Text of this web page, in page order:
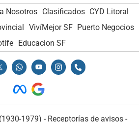
Nosotros Clasificados CYD Litoral
VivíMejor SF Puerto Negocios
Educacion SF
1979) - Receptorías de avisos -